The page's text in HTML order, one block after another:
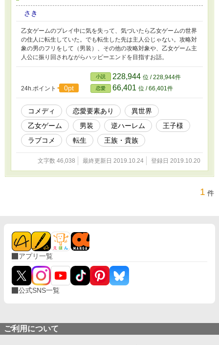
さき
乙女ゲームのプレイ中に気を失って、気づいたら乙女ゲームの世界
の住人に転生していた。でも転生した先は主人公じゃない。攻略対
象の男のフリをして（男装）、その他の攻略対象や、乙女ゲーム主
人公に振り回されながらハッピーエンドを目指すお話。
24h.ポイント 0pt
小説 228,944 位 / 228,944件
恋愛 66,401 位 / 66,401件
コメディ 恋愛要素あり
異世界
乙女ゲーム
男装 逆ハーレム
王子様
ラブコメ
転生 王族・貴族
文字数 46,038 最終更新日 2019.10.24 登録日 2019.10.20
1 件
アプリ一覧
公式SNS一覧
ご利用について